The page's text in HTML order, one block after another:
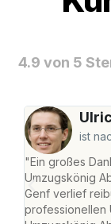
4.9 von 5
ist
"Ein großes
Umzugskönig
Genf verlief
professionellen